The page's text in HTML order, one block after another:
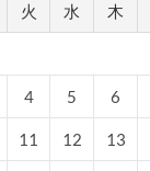
火 水 木
4 5 6
11 12 13